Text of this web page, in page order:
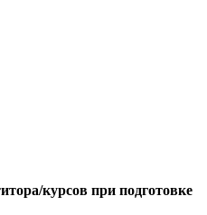
курсов при подготовке